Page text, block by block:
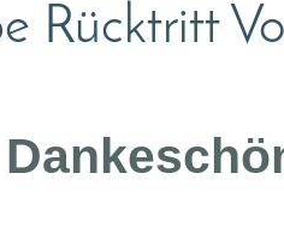
Rücktritt